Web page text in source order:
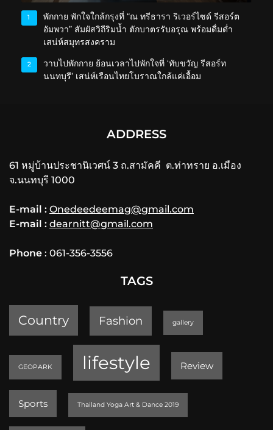
1
พักกาย พักใจใกล้กรุงที่ “ณ ทรีธารา ริเวอร์ไซด์ รีสอร์ต
อัมพวา” สัมผัสวิถีริมน้ำ ตักบาตรรับอรุณ พร้อมดื่มด่ำ
เสน่ห์สมุทรสงคราม
2
วาบไปพักกาย ย้อนเวลาไปพักใจที่ ‘ทับขวัญ รีสอร์ท
นนทบุรี’ เสน่ห์เรือนไทยโบราณใกล้แค่เอื้อม
ADDRESS
61 หมู่บ้านประชานิเวศน์ 3 ถ.สามัคคี ต.ท่าทราย อ.เมือง
จ.นนทบุรี 1000
E-mail : Onedeedeemag@gmail.com
E-mail : dearnitt@gmail.com
Phone : 061-356-3556
TAGS
Country Fashion gallery
GEOPARK lifestyle Review
Sports Thailand Yoga Art & Dance 2019